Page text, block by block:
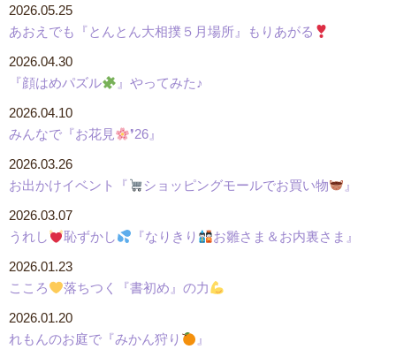
あおえでも『とんとん大相撲５月場所』もりあがる
2026.05.25
『顔はめパズル 』やってみた♪
2026.04.30
みんなで『お花見 ❜26』
2026.04.10
お出かけイベント『 ショッピングモールでお買い物 』
2026.03.26
うれし 恥ずかし 『なりきり お雛さま＆お内裏さま』
2026.03.07
こころ 落ちつく『書初め』の力
2026.01.23
れもんのお庭で『みかん狩り 』
2026.01.20